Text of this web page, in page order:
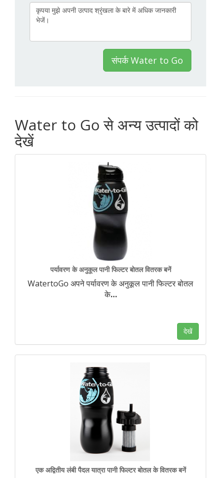
संपर्क Water to Go
Water to Go से अन्य उत्पादों को
देखें
पर्यावरण के अनुकूल पानी फिल्टर बोतल वितरक बनें
WatertoGo अपने पर्यावरण के अनुकूल पानी फिल्टर बोतल
के…
देखें
एक अद्वितीय लंबी पैदल यात्रा पानी फिल्टर बोतल के वितरक बनें